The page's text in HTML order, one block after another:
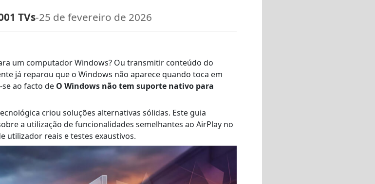
TVs-25 de fevereiro de 2026
um computador Windows? Ou transmitir conteúdo do
já reparou que o Windows não aparece quando toca em
ao facto de O Windows não tem suporte nativo para
criou soluções alternativas sólidas. Este guia
a utilização de funcionalidades semelhantes ao AirPlay no
utilizador reais e testes exaustivos.